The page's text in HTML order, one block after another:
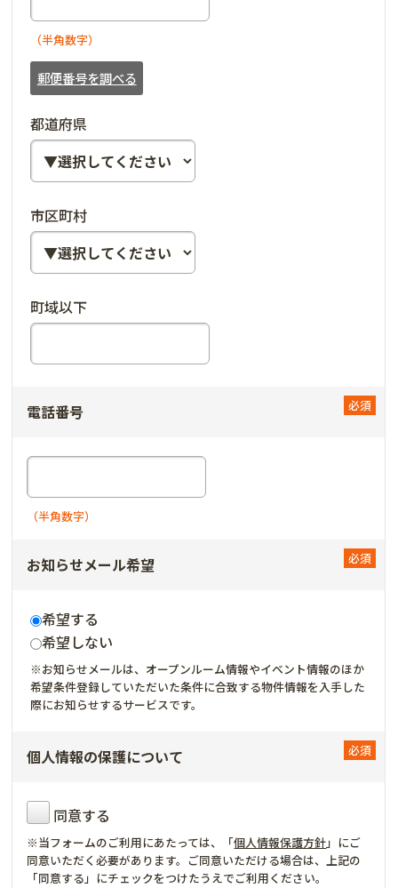
（半角数字）
郵便番号を調べる
都道府県
市区町村
町域以下
電話番号
（半角数字）
お知らせメール希望
希望する
希望しない
※お知らせメールは、オープンルーム情報やイベント情報のほか
希望条件登録していただいた条件に合致する物件情報を入手した
際にお知らせするサービスです。
個人情報の保護について
同意する
※当フォームのご利用にあたっては、「個人情報保護方針」にご
同意いただく必要があります。ご同意いただける場合は、上記の
「同意する」にチェックをつけたうえでご利用ください。